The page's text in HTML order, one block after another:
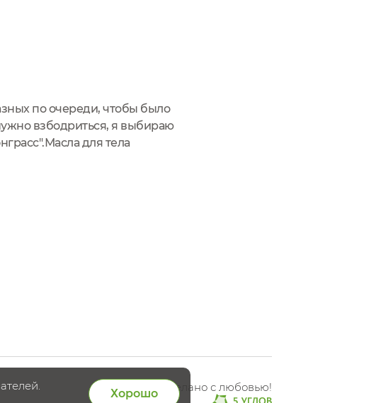
по очереди, чтобы было
взбодриться, я выбираю
для тела
Сделано с любовью!
Хорошо